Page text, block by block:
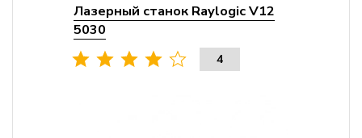
Лазерный станок Raylogic V12
5030
4